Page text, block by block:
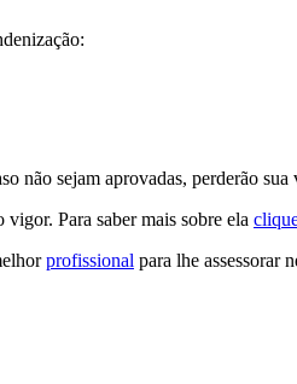
não sejam aprovadas, perderão sua
Para saber mais sobre ela
profissional para lhe assessorar